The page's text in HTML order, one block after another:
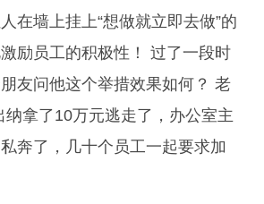
在墙上挂上“想做就立即去做”的
励员工的积极性！ 过了一段时
友问他这个举措效果如何？ 老
纳拿了10万元逃走了，办公室主
奔了，几十个员工一起要求加